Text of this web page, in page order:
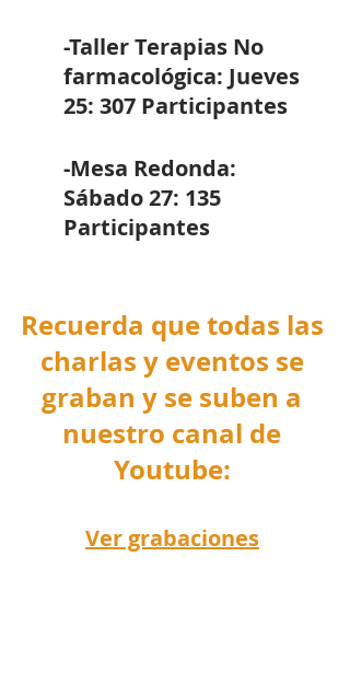
-Taller Terapias No
farmacológica: Jueves
25: 307 Participantes
-Mesa Redonda:
Sábado 27: 135
Participantes
Recuerda que todas las
charlas y eventos se
graban y se suben a
nuestro canal de
Youtube:
Ver grabaciones